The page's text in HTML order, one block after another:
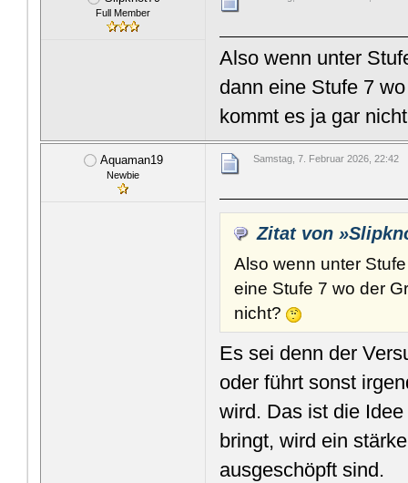
Full Member
Also wenn unter
dann eine Stufe 7
kommt es ja gar
Aquaman19
Newbie
Samstag, 7. Februar 2026, 22:42
Zitat von
Also wenn unter
eine Stufe 7 wo der
nicht?
Es sei denn der
oder führt sonst
wird. Das ist die
bringt, wird ein
ausgeschöpft sind.